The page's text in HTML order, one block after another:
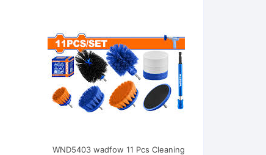
WND5403 wadfow 11 Pcs Cleaning